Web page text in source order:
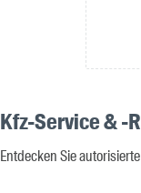
Kfz-Service & -
Entdecken Sie